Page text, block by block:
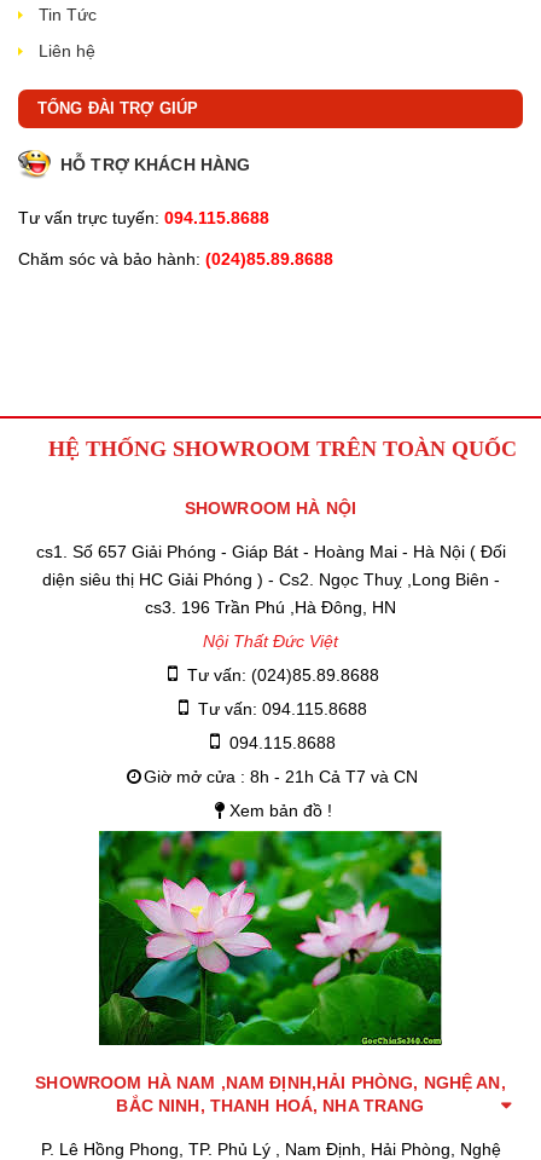
Tin Tức
Liên hệ
TỔNG ĐÀI TRỢ GIÚP
HỖ TRỢ KHÁCH HÀNG
Tư vấn trực tuyến: 094.115.8688
Chăm sóc và bảo hành: (024)85.89.8688
HỆ THỐNG SHOWROOM TRÊN TOÀN QUỐC
SHOWROOM HÀ NỘI
cs1. Số 657 Giải Phóng - Giáp Bát - Hoàng Mai - Hà Nội ( Đối
diện siêu thị HC Giải Phóng ) - Cs2. Ngọc Thuỵ ,Long Biên -
cs3. 196 Trần Phú ,Hà Đông, HN
Nội Thất Đức Việt
Tư vấn: (024)85.89.8688
Tư vấn: 094.115.8688
094.115.8688
Giờ mở cửa : 8h - 21h Cả T7 và CN
Xem bản đồ !
SHOWROOM HÀ NAM ,NAM ĐỊNH,HẢI PHÒNG, NGHỆ AN,
BẮC NINH, THANH HOÁ, NHA TRANG
P. Lê Hồng Phong, TP. Phủ Lý , Nam Định, Hải Phòng, Nghệ